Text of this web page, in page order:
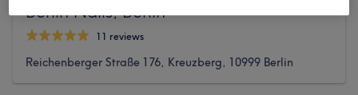
Berlin Nails, Berlin
11 reviews
Reichenberger Straße 176, Kreuzberg, 10999 Berlin